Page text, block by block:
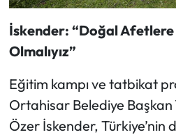
İskender: “Doğal Afetlere
Olmalıyız”
Eğitim kampı ve tatbikat
Ortahisar Belediye Başkan
Özer İskender, Türkiye’nin